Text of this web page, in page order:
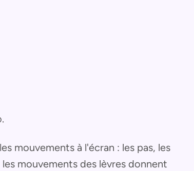
mouvements à l'écran : les pas, les
mouvements des lèvres donnent